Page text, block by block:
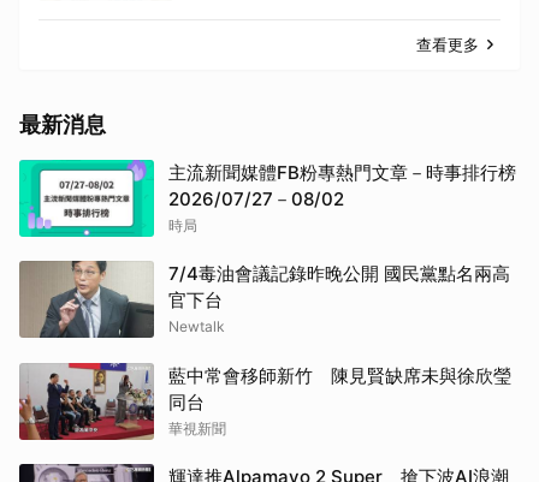
查看更多
最新消息
主流新聞媒體FB粉專熱門文章－時事排行榜
2026/07/27－08/02
時局
7/4毒油會議記錄昨晚公開 國民黨點名兩高
官下台
Newtalk
藍中常會移師新竹 陳見賢缺席未與徐欣瑩
同台
華視新聞
輝達推Alpamayo 2 Super 搶下波AI浪潮